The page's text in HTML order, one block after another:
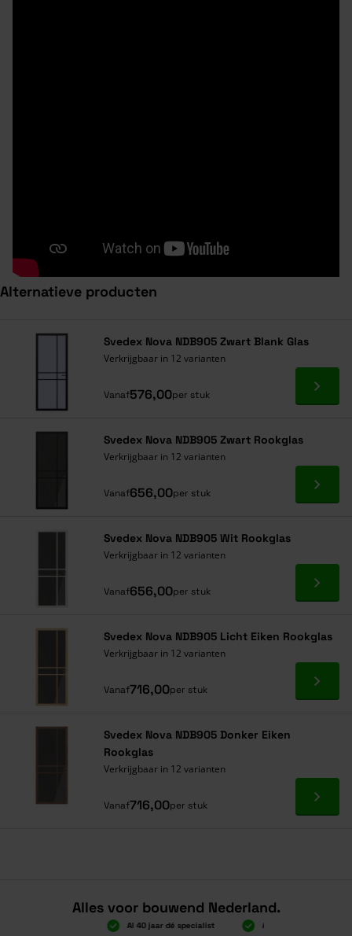
Alternatieve producten
Svedex Nova NDB905 Zwart Blank Glas
Verkrijgbaar in 12 varianten
Vanaf576,00per stuk Ga
Svedex Nova NDB905 Zwart Rookglas
Verkrijgbaar in 12 varianten
Vanaf656,00per stuk Ga
Svedex Nova NDB905 Wit Rookglas
Verkrijgbaar in 12 varianten
Vanaf656,00per stuk Ga
Svedex Nova NDB905 Licht Eiken Rookglas
Verkrijgbaar in 12 varianten
Vanaf716,00per stuk Ga
Svedex Nova NDB905 Donker Eiken
Rookglas
Verkrijgbaar in 12 varianten
Vanaf716,00per stuk Ga
Alles voor bouwend Nederland.
Al 40 jaar dé specialist
Alles onder één dak